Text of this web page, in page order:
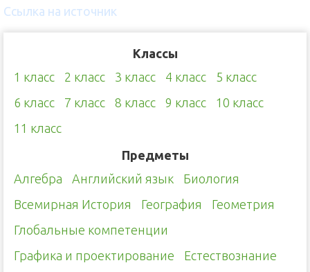
Ссылка на источник
Классы
1 класс
2 класс 3 класс 4 класс
5 класс
6 класс
7 класс 8 класс 9 класс
10 класс
11 класс
Предметы
Алгебра
Английский язык
Биология
Всемирная История
География
Геометрия
Глобальные компетенции
Графика и проектирование
Естествознание